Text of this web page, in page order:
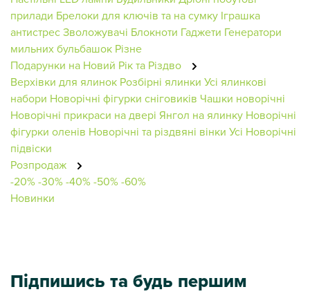
прилади Брелоки для ключів та на сумку Іграшка
антистресЗволожувачі Блокноти Гаджети Генератори
мильних бульбашок Різне
Подарунки на Новий Рік та Різдво
Верхівки для ялинок Розбірні ялинки Усі ялинкові
набори Новорічні фігурки сніговиків Чашки новорічні
Новорічні прикраси на двері Янгол на ялинку Новорічні
фігурки оленів Новорічні та різдвяні вінки Усі Новорічні
підвіски
Розпродаж
-20%-30%-40%-50%-60%
Новинки
Підпишись та будь першим